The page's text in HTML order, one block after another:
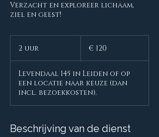
Verzacht en exploreer lichaam,
ziel en geest!
2 uur
r
€ 120
Levendaal 145 in Leiden of op
een locatie naar keuze (dan
incl. bezoekkosten).
Beschrijving van de dienst